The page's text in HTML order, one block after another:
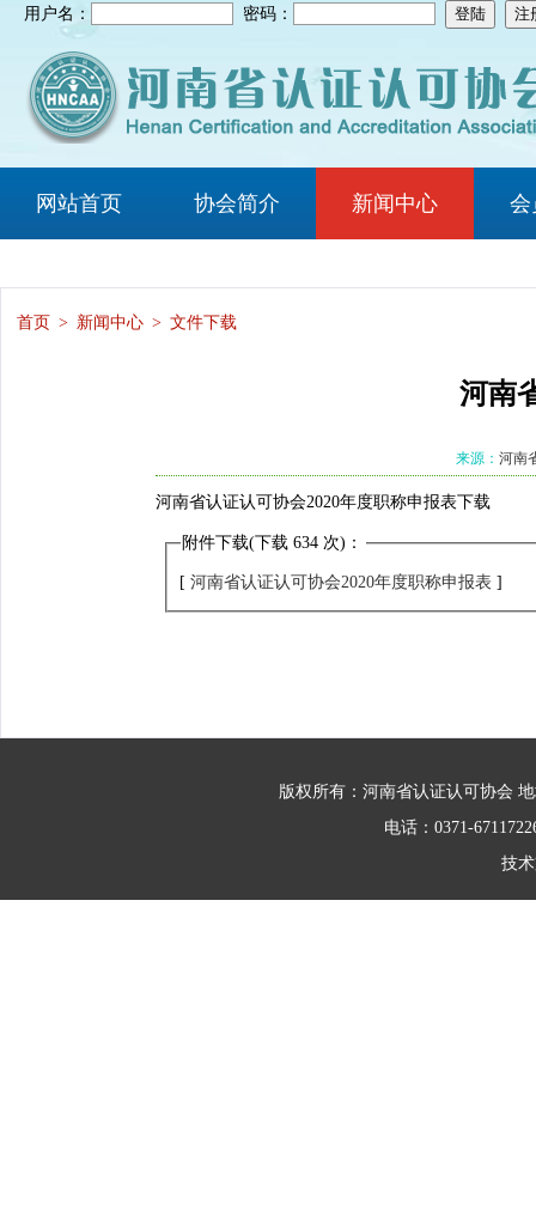
用户名： 密码：
网站首页 协会简介 新闻中心 会
首页 > 新闻中心 > 文件下载
河南
来源：河南
河南省认证认可协会2020年度职称申报表下载
附件下载(下载634 次)：
[河南省认证认可协会2020年度职称申报表 ]
版权所有：河南省认证认可协会
电话：0371-
技